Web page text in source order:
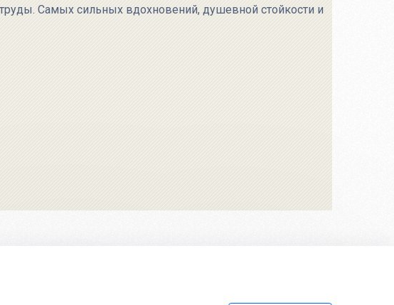
Самых сильных вдохновений, душевной стойкости и